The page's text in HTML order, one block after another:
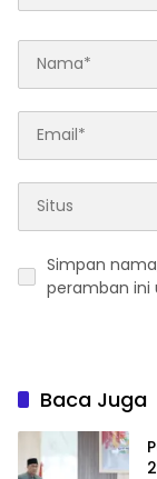
Simpan
peramban ini
Baca Juga